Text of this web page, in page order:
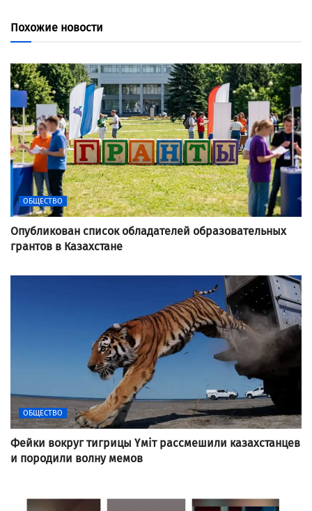
Похожие новости
ОБЩЕСТВО
Опубликован список обладателей образовательных
грантов в Казахстане
ОБЩЕСТВО
Фейки вокруг тигрицы Үміт рассмешили казахстанцев
и породили волну мемов